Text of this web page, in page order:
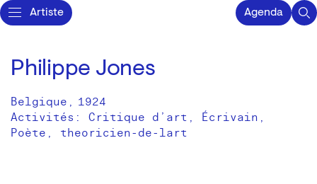
Artiste Agenda
Philippe Jones
Belgique , 1924
Activités: Critique d’art
Écrivain
Poète
theoricien-de-lart